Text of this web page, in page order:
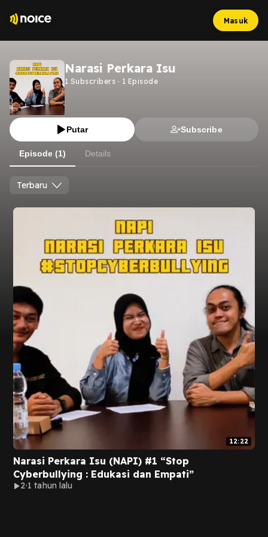
Masuk
Narasi Perkara Isu
1 Subscribers · 1 Episode
Putar Subscribe
Episode (1) Details
Terbaru
12:22
Narasi Perkara Isu (NAPI) #1 “Stop
Cyberbullying : Edukasi dan Empati”
2 1 tahun lalu